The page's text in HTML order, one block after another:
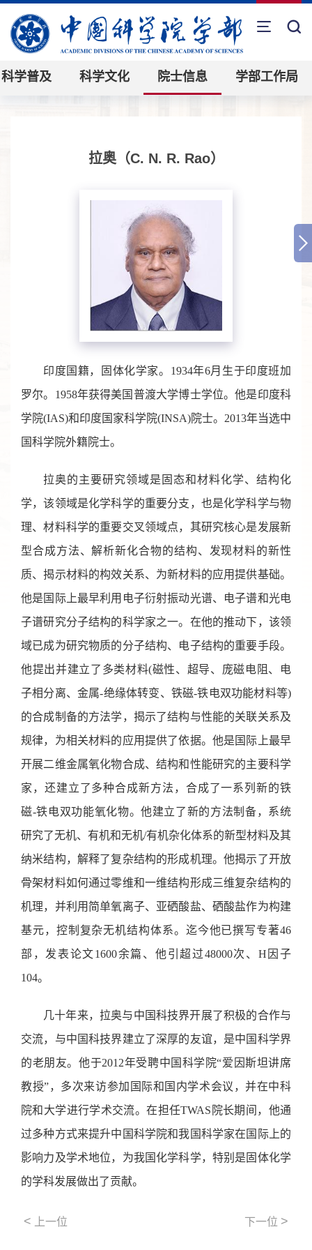
科学普及 科学文化 院士信息 学部工作局
拉奥（C. N. R. Rao）
印度国籍，固体化学家。1934年6月生于印度班加
罗尔。1958年获得美国普渡大学博士学位。他是印度科
学院(IAS)和印度国家科学院(INSA)院士。2013年当选中
国科学院外籍院士。
拉奥的主要研究领域是固态和材料化学、结构化
学，该领域是化学科学的重要分支，也是化学科学与物
理、材料科学的重要交叉领域点，其研究核心是发展新
型合成方法、解析新化合物的结构、发现材料的新性
质、揭示材料的构效关系、为新材料的应用提供基础。
他是国际上最早利用电子衍射振动光谱、电子谱和光电
子谱研究分子结构的科学家之一。在他的推动下，该领
域已成为研究物质的分子结构、电子结构的重要手段。
他提出并建立了多类材料(磁性、超导、庞磁电阻、电
子相分离、金属-绝缘体转变、铁磁-铁电双功能材料等)
的合成制备的方法学，揭示了结构与性能的关联关系及
规律，为相关材料的应用提供了依据。他是国际上最早
开展二维金属氧化物合成、结构和性能研究的主要科学
家，还建立了多种合成新方法，合成了一系列新的铁
磁-铁电双功能氧化物。他建立了新的方法制备，系统
研究了无机、有机和无机/有机杂化体系的新型材料及其
纳米结构，解释了复杂结构的形成机理。他揭示了开放
骨架材料如何通过零维和一维结构形成三维复杂结构的
机理，并利用简单氧离子、亚硒酸盐、硒酸盐作为构建
基元，控制复杂无机结构体系。迄今他已撰写专著46
部，发表论文1600余篇、他引超过48000次、H因子
104。
几十年来，拉奥与中国科技界开展了积极的合作与
交流，与中国科技界建立了深厚的友谊，是中国科学界
的老朋友。他于2012年受聘中国科学院“爱因斯坦讲席
教授”，多次来访参加国际和国内学术会议，并在中科
院和大学进行学术交流。在担任TWAS院长期间，他通
过多种方式来提升中国科学院和我国科学家在国际上的
影响力及学术地位，为我国化学科学，特别是固体化学
的学科发展做出了贡献。
< 上一位 下一位 >